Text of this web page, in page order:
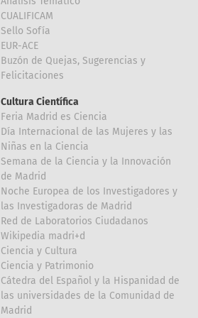
CUALIFICAM
Sello Sofía
EUR-ACE
Buzón de Quejas, Sugerencias y
Felicitaciones
Cultura Científica
Feria Madrid es Ciencia
Día Internacional de las Mujeres y las
Niñas en la Ciencia
Semana de la Ciencia y la Innovación
de Madrid
Noche Europea de los Investigadores y
las Investigadoras de Madrid
Red de Laboratorios Ciudadanos
Wikipedia madri+d
Ciencia y Cultura
Ciencia y Patrimonio
Cátedra del Español y la Hispanidad de
las universidades de la Comunidad de
Madrid